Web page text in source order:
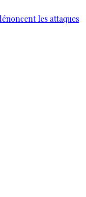
les attaques